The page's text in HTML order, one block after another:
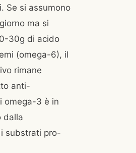
Se si assumono
ma si
30g di acido
(omega-6), il
rimane
anti-
omega-3 è in
dalla
substrati pro-